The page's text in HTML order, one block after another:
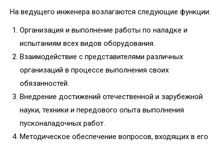
На ведущего инженера возлагаются следующие функции:
Организация и выполнение работы по наладке и
испытаниям всех видов оборудования.
Взаимодействие с представителями различных
организаций в процессе выполнения своих
обязанностей.
Внедрение достижений отечественной и зарубежной
науки, техники и передового опыта выполнения
пусконаладочных работ.
Методическое обеспечение вопросов, входящих в его